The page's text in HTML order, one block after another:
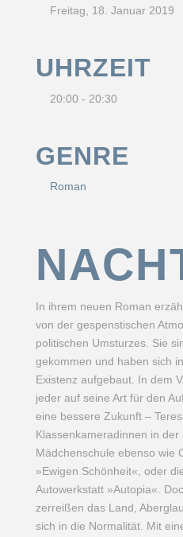
Freitag, 18. Januar 2019
UHRZEIT
20:00 - 20:30
GENRE
Roman
In ihrem neuen Roman
von der gespenstischen
politischen Umsturzes. Sie
gekommen und haben sich
Existenz aufgebaut. In dem
jeder auf seine Art für den
eine bessere Zukunft –
Klassenkameradinnen in der
Mädchenschule ebenso wie
»Ewigen Schönheit«, oder
Autowerkstatt »Autopia«.
zerreißen das Land,
sich in die Normalität. Mit